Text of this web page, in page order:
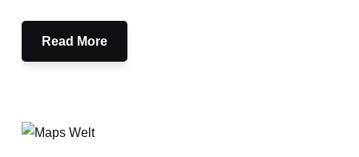
Read More